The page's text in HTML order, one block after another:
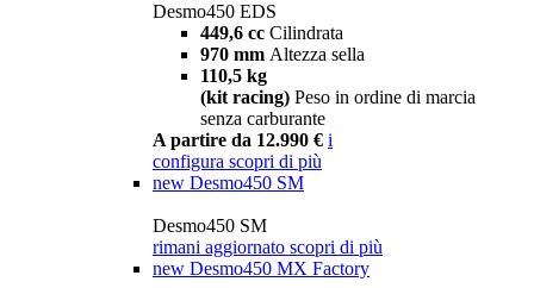
Desmo450 EDS
449,6 cc Cilindrata
970 mm Altezza sella
110,5 kg
(kit racing) Peso in ordine di marcia
senza carburante
A partire da 12.990 € i
configura scopri di più
new Desmo450 SM
Desmo450 SM
rimani aggiornato scopri di più
new Desmo450 MX Factory